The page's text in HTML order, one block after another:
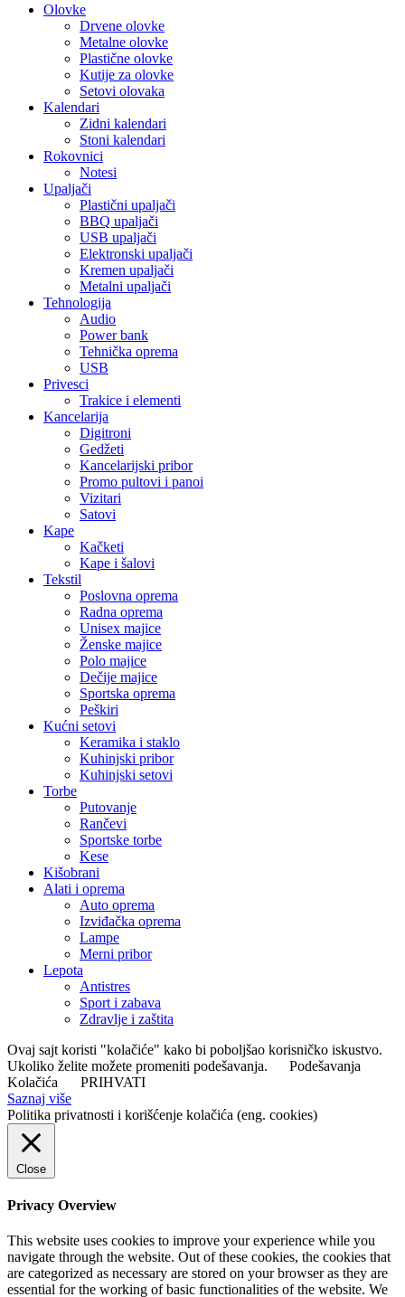
Olovke
Drvene olovke
Metalne olovke
Plastične olovke
Kutije za olovke
Setovi olovaka
Kalendari
Zidni kalendari
Stoni kalendari
Rokovnici
Notesi
Upaljači
Plastični upaljači
BBQ upaljači
USB upaljači
Elektronski upaljači
Kremen upaljači
Metalni upaljači
Tehnologija
Audio
Power bank
Tehnička oprema
USB
Privesci
Trakice i elementi
Kancelarija
Digitroni
Gedžeti
Kancelarijski pribor
Promo pultovi i panoi
Vizitari
Satovi
Kape
Kačketi
Kape i šalovi
Tekstil
Poslovna oprema
Radna oprema
Unisex majice
Ženske majice
Polo majice
Dečije majice
Sportska oprema
Peškiri
Kućni setovi
Keramika i staklo
Kuhinjski pribor
Kuhinjski setovi
Torbe
Putovanje
Rančevi
Sportske torbe
Kese
Kišobrani
Alati i oprema
Auto oprema
Izviđačka oprema
Lampe
Merni pribor
Lepota
Antistres
Sport i zabava
Zdravlje i zaštita
Ovaj sajt koristi "kolačiće" kako bi poboljšao korisničko iskustvo.
Ukoliko želite možete promeniti podešavanja.
Podešavanja
Kolačića
PRIHVATI
Saznaj više
Politika privatnosti i korišćenje kolačića (eng. cookies)
Close
Privacy Overview
This website uses cookies to improve your experience while you
navigate through the website. Out of these cookies, the cookies that
are categorized as necessary are stored on your browser as they are
essential for the working of basic functionalities of the website. We